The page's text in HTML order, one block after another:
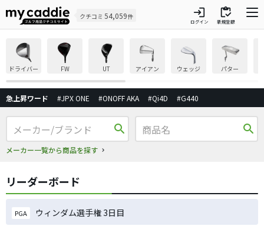
クチコミ 54,059件 login
ログイン
inventory
新規登録
ドライバー FW UT アイアン ウェッジ パター
急上昇ワード #JPX ONE #ONOFF AKA #Qi4D #G440
search
メーカー一覧から商品を探す
search
リーダーボード
PGA ウィンダム選手権 3日目